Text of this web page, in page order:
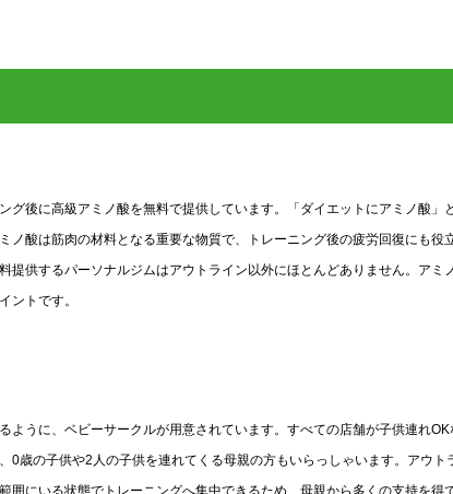
後に高級アミノ酸を無料で提供しています。「ダイエットにアミノ酸」
ノ酸は筋肉の材料となる重要な物質で、トレーニング後の疲労回復にも役
提供するパーソナルジムはアウトライン以外にほとんどありません。アミ
ントです。
うに、ベビーサークルが用意されています。すべての店舗が子供連れOK
歳の子供や2人の子供を連れてくる母親の方もいらっしゃいます。アウト